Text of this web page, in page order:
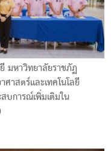
มหาวิทยาลัยราชภัฏ
าสตร์และเทคโนโลยี
บการณ์เพิ่มเติมใน